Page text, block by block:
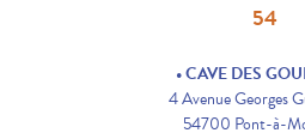
54
• CAVE DES
4 Avenue Georges
54700 Pont-à-